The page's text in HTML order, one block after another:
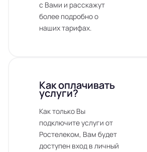
с Вами и расскажут
более подробно о
наших тарифах.
Как оплачивать
услуги?
Как только Вы
подключите услуги от
Ростелеком, Вам будет
доступен вход в личный